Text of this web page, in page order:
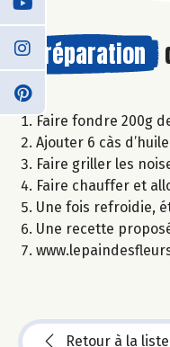
Préparation
Faire fondre 200g
Ajouter 6 càs
Faire griller les
Faire chauffer et
Une fois refroidie,
Une recette
Retour à la liste